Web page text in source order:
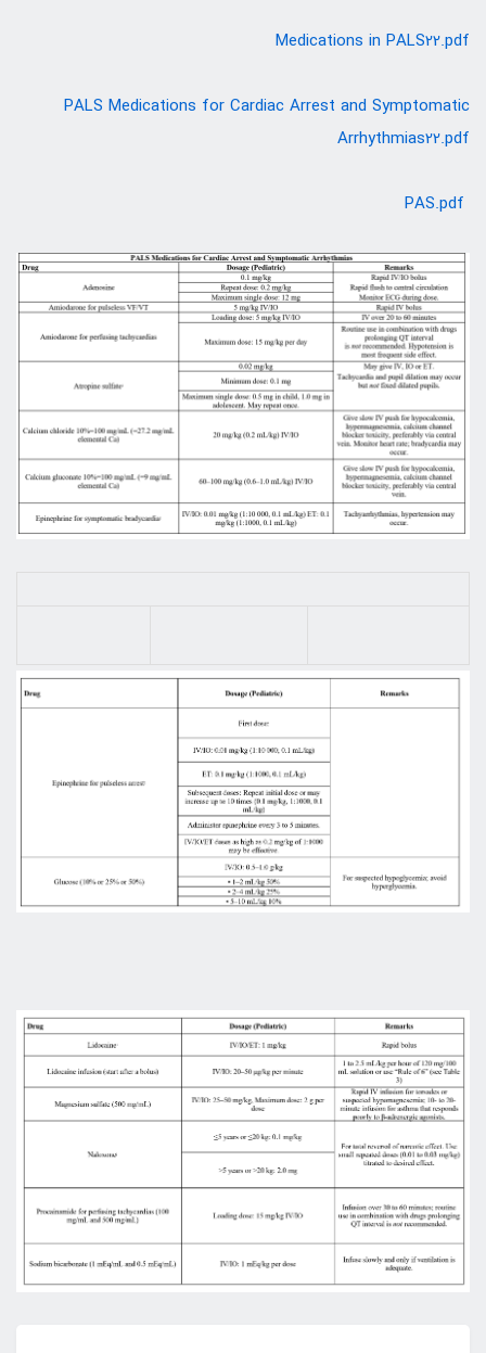
Medications in PALS22.pdf
PALS Medications for Cardiac Arrest and Symptomatic
Arrhythmias22.pdf